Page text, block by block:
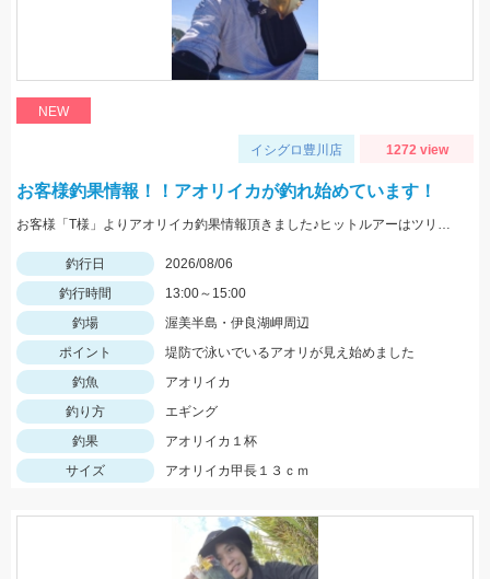
NEW
イシグロ豊川店 1272 view
お客様釣果情報！！アオリイカが釣れ始めています！
お客様「T様」よりアオリイカ釣果情報頂きました♪ヒットルアーはツリノTHEエギの２．５サイズ。5杯ほど泳いでいるイカも目撃、バラシもあったそうです。今後は三河湾内にもどんどん入ってきそうですね！
釣行日
2026/08/06
釣行時間
13:00～15:00
釣場
渥美半島・伊良湖岬周辺
ポイント
堤防で泳いでいるアオリが見え始めました
釣魚
アオリイカ
釣り方
エギング
釣果
アオリイカ１杯
サイズ
アオリイカ甲長１３ｃｍ